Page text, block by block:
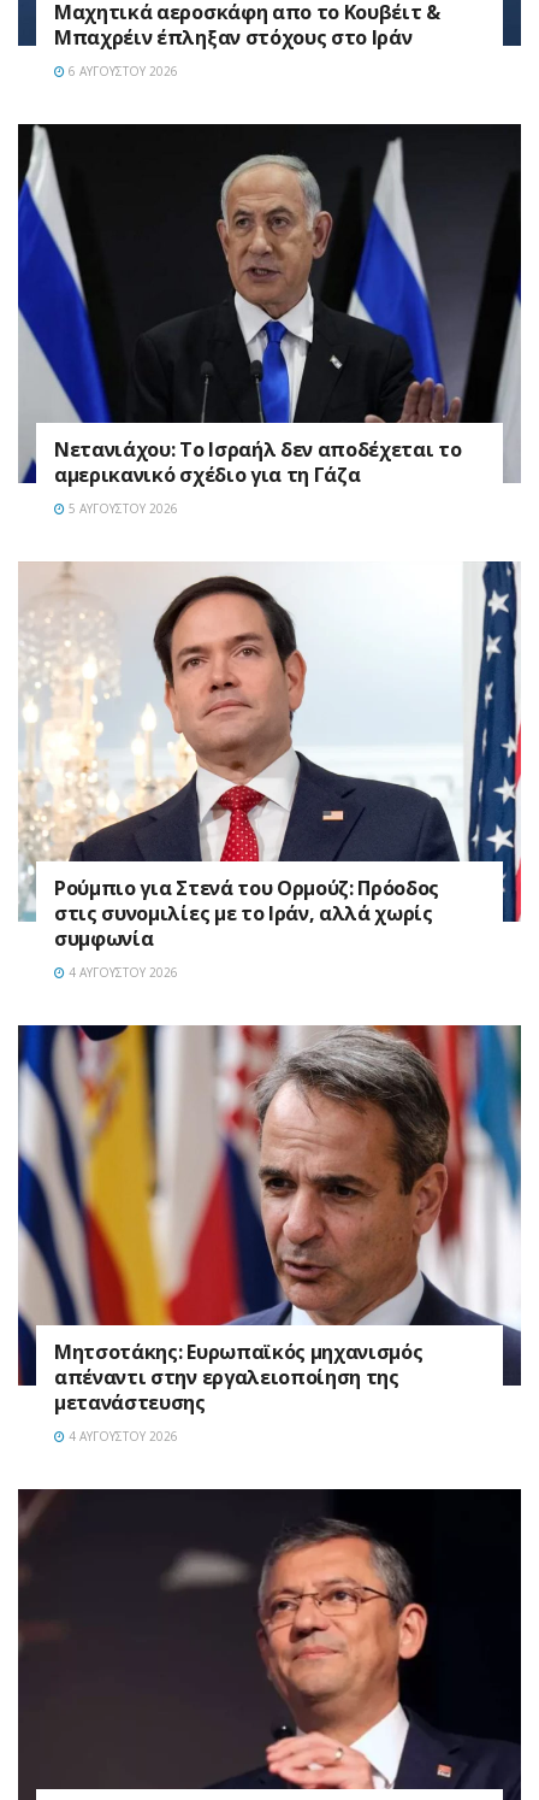
Mαχητικά αεροσκάφη απο το Κουβέιτ &
Μπαχρέιν έπληξαν στόχους στο Ιράν
6 ΑΥΓΟΎΣΤΟΥ 2026
Νετανιάχου: Το Ισραήλ δεν αποδέχεται το
αμερικανικό σχέδιο για τη Γάζα
5 ΑΥΓΟΎΣΤΟΥ 2026
Ρούμπιο για Στενά του Ορμούζ: Πρόοδος
στις συνομιλίες με το Ιράν, αλλά χωρίς
συμφωνία
4 ΑΥΓΟΎΣΤΟΥ 2026
Μητσοτάκης: Ευρωπαϊκός μηχανισμός
απέναντι στην εργαλειοποίηση της
μετανάστευσης
4 ΑΥΓΟΎΣΤΟΥ 2026